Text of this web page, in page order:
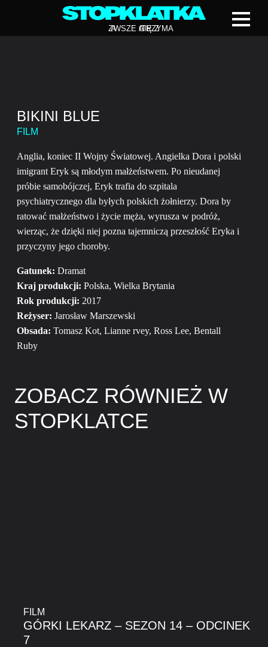
ZAWSZE CIĘ Z
ATRZYMA
BIKINI BLUE
FILM
Anglia, koniec II Wojny Światowej. Angielka Dora i polski
imigrant Eryk są młodym małżeństwem. Po nieudanej
próbie samobójczej, Eryk trafia do szpitala
psychiatrycznego dla byłych polskich żołnierzy. Dora by
ratować małżeństwo i życie męża, wyrusza w podróż,
wierząc, że dzięki niej pozna tajemniczą przeszłość Eryka i
przyczyny jego choroby.
Gatunek: Dramat
Kraj produkcji: Polska, Wielka Brytania
Rok produkcji: 2017
Reżyser: Jarosław Marszewski
Obsada: Tomasz Kot, Lianne rvey, Ross Lee, Bentall
Ruby
ZOBACZ RÓWNIEŻ W
STOPKLATCE
FILM
GÓRKI LEKARZ – SEZON 14 – ODCINEK
7